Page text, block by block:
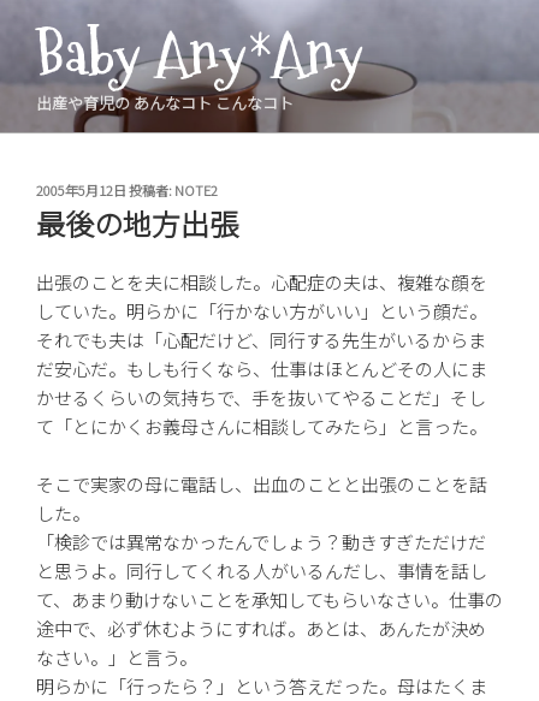
ツ
Baby Any*Any
出産や育児の あんなコト こんなコト
投
稿
日:
2005年5月12日投稿者:NOTE2
最後の地方出張
出張のことを夫に相談した。心配症の夫は、複雑な顔を
していた。明らかに「行かない方がいい」という顔だ。
それでも夫は「心配だけど、同行する先生がいるからま
だ安心だ。もしも行くなら、仕事はほとんどその人にま
かせるくらいの気持ちで、手を抜いてやることだ」そし
て「とにかくお義母さんに相談してみたら」と言った。
そこで実家の母に電話し、出血のことと出張のことを話
した。
「検診では異常なかったんでしょう？動きすぎただけだ
と思うよ。同行してくれる人がいるんだし、事情を話し
て、あまり動けないことを承知してもらいなさい。仕事の
途中で、必ず休むようにすれば。あとは、あんたが決め
なさい。」と言う。
明らかに「行ったら？」という答えだった。母はたくま